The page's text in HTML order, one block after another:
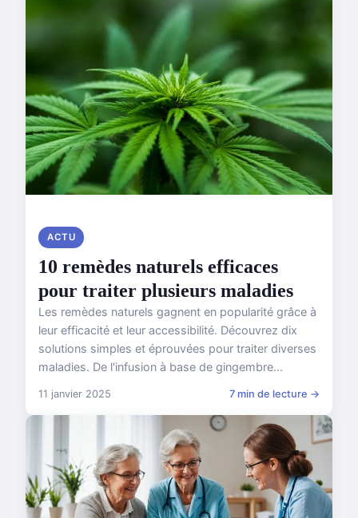
ACTU
10 remèdes naturels efficaces
pour traiter plusieurs maladies
Les remèdes naturels gagnent en popularité grâce à
leur efficacité et leur accessibilité. Découvrez dix
solutions simples et éprouvées pour traiter diverses
maladies. De l'infusion à base de gingembre...
11 janvier 2025 7 min de lecture →